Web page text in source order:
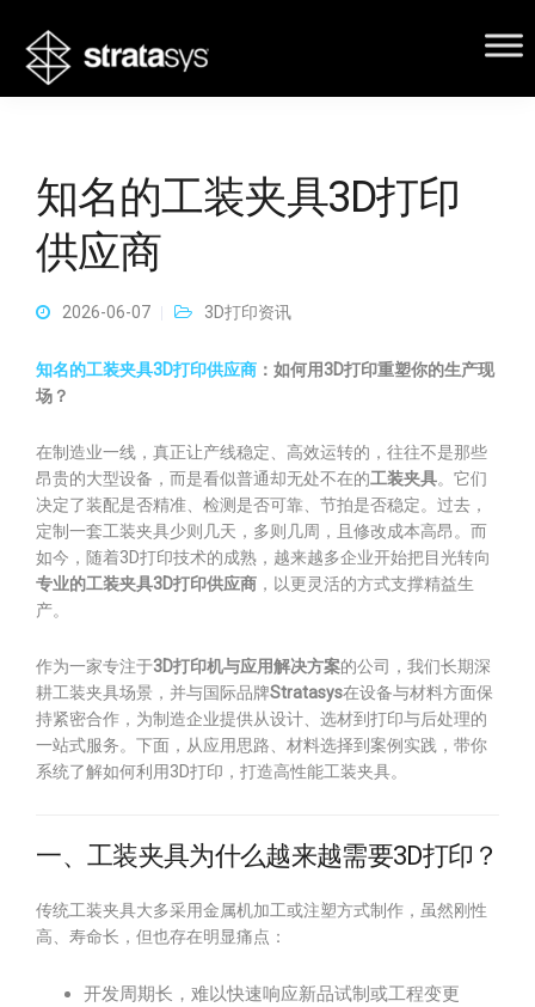
知名的工装夹具3D打印
供应商
2026-06-07 3D打印资讯
知名的工装夹具3D打印供应商 ：如何用3D打印重塑你的生产现
场？
在制造业一线，真正让产线稳定、高效运转的，往往不是那些
昂贵的大型设备，而是看似普通却无处不在的工装夹具。它们
决定了装配是否精准、检测是否可靠、节拍是否稳定。过去，
定制一套工装夹具少则几天，多则几周，且修改成本高昂。而
如今，随着3D打印技术的成熟，越来越多企业开始把目光转向
专业的工装夹具3D打印供应商 ，以更灵活的方式支撑精益生
产。
作为一家专注于3D打印机与应用解决方案的公司，我们长期深
耕工装夹具场景，并与国际品牌Stratasys在设备与材料方面保
持紧密合作，为制造企业提供从设计、选材到打印与后处理的
一站式服务。下面，从应用思路、材料选择到案例实践，带你
系统了解如何利用3D打印，打造高性能工装夹具。
一、工装夹具为什么越来越需要3D打印？
传统工装夹具大多采用金属机加工或注塑方式制作，虽然刚性
高、寿命长，但也存在明显痛点：
开发周期长，难以快速响应新品试制或工程变更